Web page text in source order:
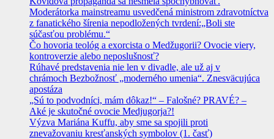
Moderátorka mainstreamu usvedčená ministrom zdravotníctva
z fanatického šírenia nepodložených tvrdení:„Boli ste
súčasťou problému.“
Čo hovoria teológ a exorcista o Medžugorii? Ovocie viery,
kontroverzie alebo neposlušnosť?
Rúhavé predstavenia nie len v divadle, ale už aj v
chrámoch Bezbožnosť „moderného umenia“. Znesväcujúca
apostáza
„Sú to podvodníci, mám dôkaz!“ – Falošné? PRAVÉ? –
Aké je skutočné ovocie Medjugorja?!
Výzva Mariána Kuffu, aby sme sa spojili proti
znevažovaniu kresťanských symbolov (1. časť)